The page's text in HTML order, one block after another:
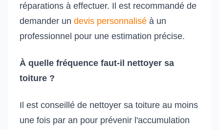
réparations à effectuer. Il est recommandé de
demander un devis personnalisé à un
professionnel pour une estimation précise.
À quelle fréquence faut-il nettoyer sa
toiture ?
Il est conseillé de nettoyer sa toiture au moins
une fois par an pour prévenir l'accumulation